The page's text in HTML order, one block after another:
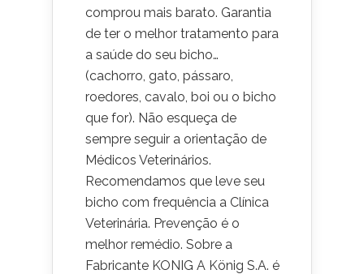
comprou mais barato. Garantia
de ter o melhor tratamento para
a saúde do seu bicho…
(cachorro, gato, pássaro,
roedores, cavalo, boi ou o bicho
que for). Não esqueça de
sempre seguir a orientação de
Médicos Veterinários.
Recomendamos que leve seu
bicho com frequência a Clínica
Veterinária. Prevenção é o
melhor remédio. Sobre a
Fabricante KONIG A König S.A. é